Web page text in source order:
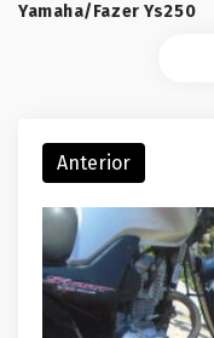
Yamaha/Fazer Ys250
Anterior